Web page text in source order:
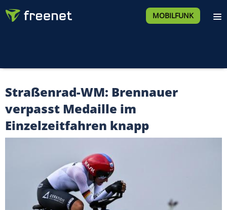
MOBILFUNK
Straßenrad-WM: Brennauer
verpasst Medaille im
Einzelzeitfahren knapp